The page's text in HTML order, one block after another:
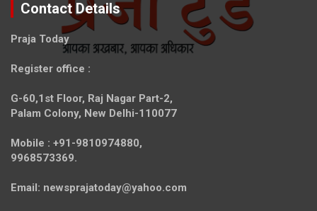
Contact Details
Praja Today
Register office :
G-60,1st Floor, Raj Nagar Part-2,
Palam Colony, New Delhi-110077
Mobile : +91-9810974880,
9968573369.
Email: newsprajatoday@yahoo.com